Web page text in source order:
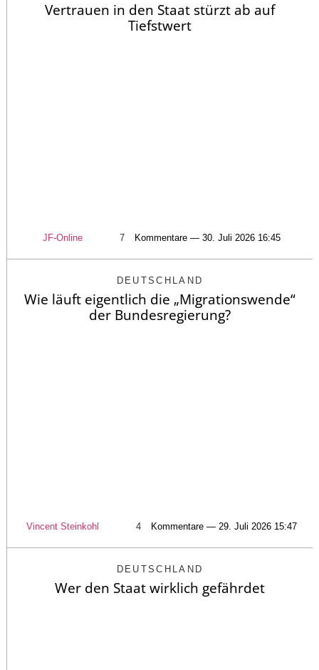
Vertrauen in den Staat stürzt ab auf
Tiefstwert
JF-Online 7 Kommentare — 30. Juli 2026 16:45
DEUTSCHLAND
Wie läuft eigentlich die „Migrationswende“
der Bundesregierung?
Vincent Steinkohl 4 Kommentare — 29. Juli 2026 15:47
DEUTSCHLAND
Wer den Staat wirklich gefährdet